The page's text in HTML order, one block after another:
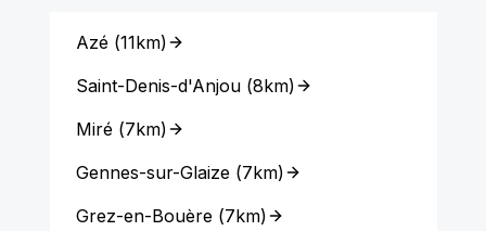
Azé(11km)
Saint-Denis-d'Anjou(8km)
Miré(7km)
Gennes-sur-Glaize(7km)
Grez-en-Bouère(7km)